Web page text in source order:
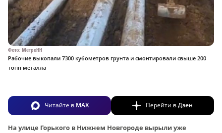
Фото: МетроНН
Рабочие выкопали 7300 кубометров грунта и смонтировали свыше 200
тонн металла
Читайте в MAX Перейти вДзен
На улице Горького в Нижнем Новгороде вырыли уже